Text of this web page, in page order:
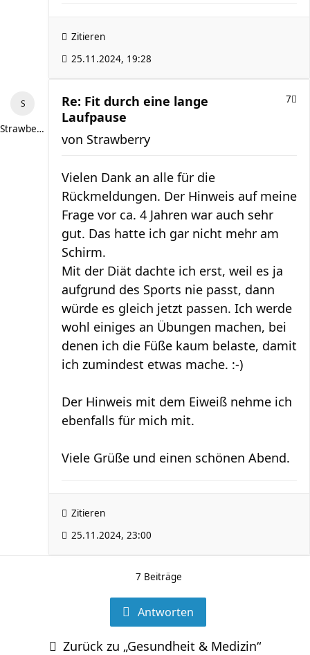
Zitieren
25.11.2024, 19:28
Strawberry
Re: Fit durch eine lange
Laufpause
7
von Strawberry
Vielen Dank an alle für die
Rückmeldungen. Der Hinweis auf meine
Frage vor ca. 4 Jahren war auch sehr
gut. Das hatte ich gar nicht mehr am
Schirm.
Mit der Diät dachte ich erst, weil es ja
aufgrund des Sports nie passt, dann
würde es gleich jetzt passen. Ich werde
wohl einiges an Übungen machen, bei
denen ich die Füße kaum belaste, damit
ich zumindest etwas mache. :-)
Der Hinweis mit dem Eiweiß nehme ich
ebenfalls für mich mit.
Viele Grüße und einen schönen Abend.
Zitieren
25.11.2024, 23:00
7 Beiträge
Antworten
Zurück zu „Gesundheit & Medizin“